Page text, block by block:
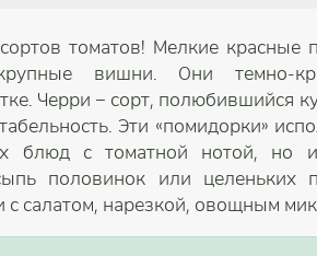
томатов! Мелкие красные
вишни. Они темно-
Черри – сорт, полюбившийся
Эти «помидорки»
блюд с томатной нотой, но
половинок или целеньких
с салатом, нарезкой, овощным